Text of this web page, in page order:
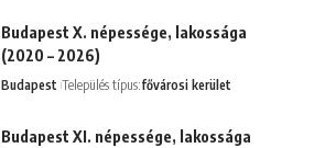
Budapest X. népessége, lakossága
(2020 – 2026)
Budapest Település típus:fővárosi kerület
Budapest XI. népessége, lakossága